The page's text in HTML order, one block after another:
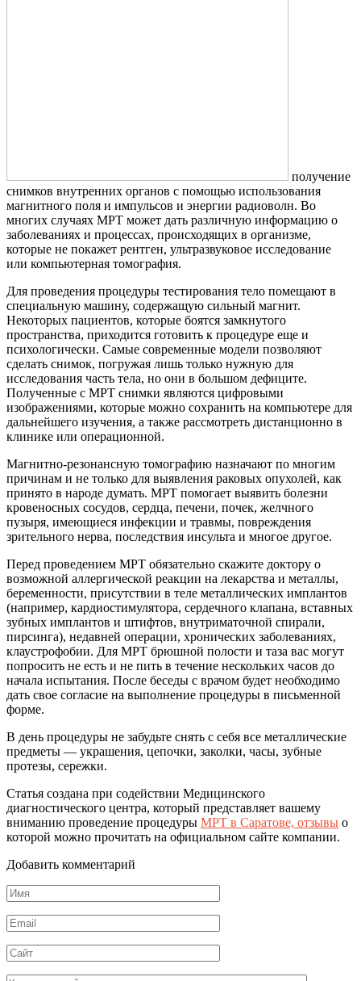
получение
снимков внутренних органов с помощью использования
магнитного поля и импульсов и энергии радиоволн. Во
многих случаях МРТ может дать различную информацию о
заболеваниях и процессах, происходящих в организме,
которые не покажет рентген, ультразвуковое исследование
или компьютерная томография.
Для проведения процедуры тестирования тело помещают в
специальную машину, содержащую сильный магнит.
Некоторых пациентов, которые боятся замкнутого
пространства, приходится готовить к процедуре еще и
психологически. Самые современные модели позволяют
сделать снимок, погружая лишь только нужную для
исследования часть тела, но они в большом дефиците.
Полученные с МРТ снимки являются цифровыми
изображениями, которые можно сохранить на компьютере для
дальнейшего изучения, а также рассмотреть дистанционно в
клинике или операционной.
Магнитно-резонансную томографию назначают по многим
причинам и не только для выявления раковых опухолей, как
принято в народе думать. МРТ помогает выявить болезни
кровеносных сосудов, сердца, печени, почек, желчного
пузыря, имеющиеся инфекции и травмы, повреждения
зрительного нерва, последствия инсульта и многое другое.
Перед проведением МРТ обязательно скажите доктору о
возможной аллергической реакции на лекарства и металлы,
беременности, присутствии в теле металлических имплантов
(например, кардиостимулятора, сердечного клапана, вставных
зубных имплантов и штифтов, внутриматочной спирали,
пирсинга), недавней операции, хронических заболеваниях,
клаустрофобии. Для МРТ брюшной полости и таза вас могут
попросить не есть и не пить в течение нескольких часов до
начала испытания. После беседы с врачом будет необходимо
дать свое согласие на выполнение процедуры в письменной
форме.
В день процедуры не забудьте снять с себя все металлические
предметы — украшения, цепочки, заколки, часы, зубные
протезы, сережки.
Статья создана при содействии Медицинского
диагностического центра, который представляет вашему
вниманию проведение процедуры МРТ в Саратове, отзывы о
которой можно прочитать на официальном сайте компании.
Добавить комментарий
Имя
*
Email
*
Сайт